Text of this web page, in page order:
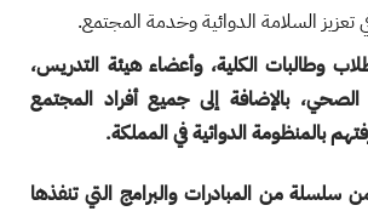
تعزيز السلامة الدوائية وخدمة المجتمع.
وطالبات الكلية، وأعضاء هيئة التدريس،
الصحي، بالإضافة إلى جميع أفراد المجتمع
بالمنظومة الدوائية في المملكة.
سلسلة من المبادرات والبرامج التي تنفذها